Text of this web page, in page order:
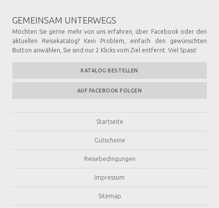
GEMEINSAM UNTERWEGS
Möchten Sie gerne mehr von uns erfahren, über Facebook oder den
aktuellen Reisekatalog? Kein Problem, einfach den gewünschten
Button anwählen, Sie sind nur 2 Klicks vom Ziel entfernt. Viel Spass!
KATALOG BESTELLEN
AUF FACEBOOK FOLGEN
Startseite
Gutscheine
Reisebedingungen
Impressum
Sitemap